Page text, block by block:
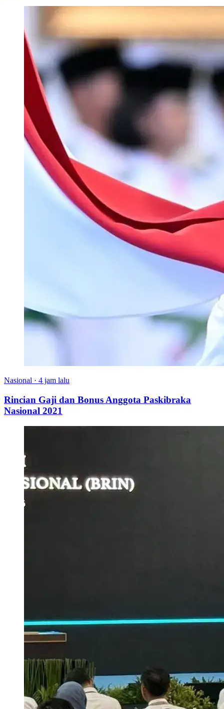
Nasional · 4 jam lalu
Rincian Gaji dan Bonus Anggota Paskibraka
Nasional 2021